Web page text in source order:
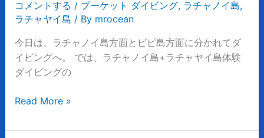
コメントする / プーケット ダイビング, ラチャノイ島,
ラチャヤイ島 / By mrocean
今日は、ラチャノイ島方面とピピ島方面に分かれてダ
イビングへ。 では、ラチャノイ島+ラチャヤイ島体験
ダイビングの
グ！
大
成
功！！
Read More »